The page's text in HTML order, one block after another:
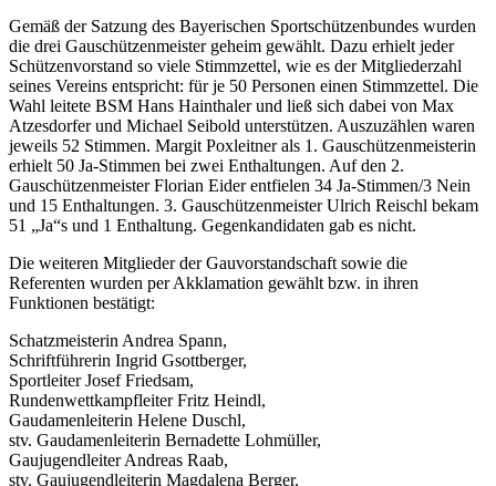
Gemäß der Satzung des Bayerischen Sportschützenbundes wurden
die drei Gauschützenmeister geheim gewählt. Dazu erhielt jeder
Schützenvorstand so viele Stimmzettel, wie es der Mitgliederzahl
seines Vereins entspricht: für je 50 Personen einen Stimmzettel. Die
Wahl leitete BSM Hans Hainthaler und ließ sich dabei von Max
Atzesdorfer und Michael Seibold unterstützen. Auszuzählen waren
jeweils 52 Stimmen. Margit Poxleitner als 1. Gauschützenmeisterin
erhielt 50 Ja-Stimmen bei zwei Enthaltungen. Auf den 2.
Gauschützenmeister Florian Eider entfielen 34 Ja-Stimmen/3 Nein
und 15 Enthaltungen. 3. Gauschützenmeister Ulrich Reischl bekam
51 „Ja“s und 1 Enthaltung. Gegenkandidaten gab es nicht.
Die weiteren Mitglieder der Gauvorstandschaft sowie die
Referenten wurden per Akklamation gewählt bzw. in ihren
Funktionen bestätigt:
Schatzmeisterin Andrea Spann,
Schriftführerin Ingrid Gsottberger,
Sportleiter Josef Friedsam,
Rundenwettkampfleiter Fritz Heindl,
Gaudamenleiterin Helene Duschl,
stv. Gaudamenleiterin Bernadette Lohmüller,
Gaujugendleiter Andreas Raab,
stv. Gaujugendleiterin Magdalena Berger.